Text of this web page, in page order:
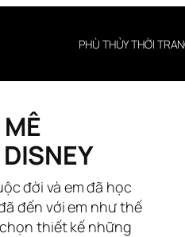
PHÙ THỦY THỜI
đời và em đã học
đến với em như thế
thiết kế những